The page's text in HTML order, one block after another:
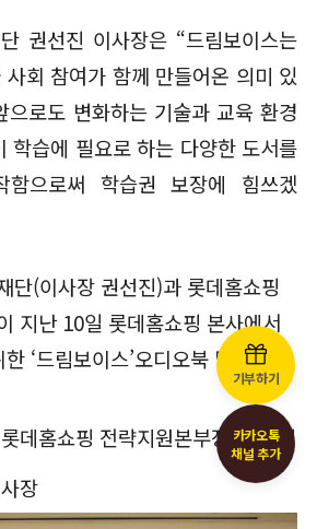
권선진 이사장은 “드림보이스는
회 참여가 함께 만들어온 의미 있
으로도 변화하는 기술과 교육 환경
학습에 필요로 하는 다양한 도서를
함으로써 학습권 보장에 힘쓰겠
단(이사장 권선진)과 롯데홈쇼핑
지난 10일 롯데홈쇼핑 본사에서
‘드림보이스’오디오북 및 기금
데홈쇼핑 전략지원본부장, 권선진
장
기부하기
카카오톡
채널 추가